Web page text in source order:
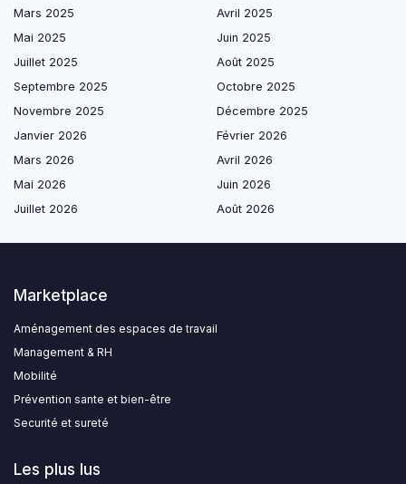
Mars 2025
Avril 2025
Mai 2025
Juin 2025
Juillet 2025
Août 2025
Septembre 2025
Octobre 2025
Novembre 2025
Décembre 2025
Janvier 2026
Février 2026
Mars 2026
Avril 2026
Mai 2026
Juin 2026
Juillet 2026
Août 2026
Marketplace
Aménagement des espaces de travail
Management & RH
Mobilité
Prévention sante et bien-être
Securité et sureté
Les plus lus